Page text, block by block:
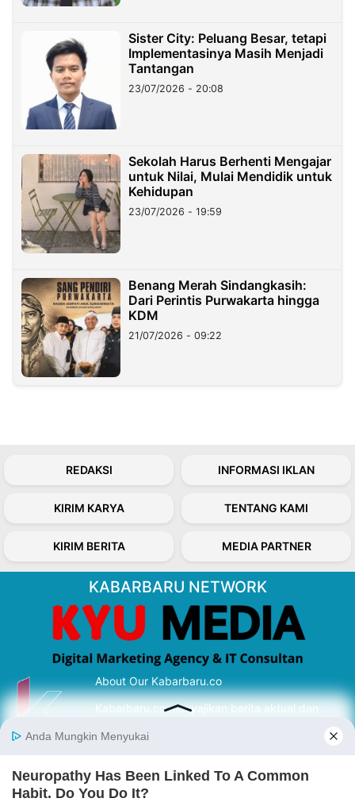
Sister City: Peluang Besar, tetapi
Implementasinya Masih Menjadi
Tantangan
23/07/2026 - 20:08
Sekolah Harus Berhenti Mengajar
untuk Nilai, Mulai Mendidik untuk
Kehidupan
23/07/2026 - 19:59
Benang Merah Sindangkasih:
Dari Perintis Purwakarta hingga
KDM
21/07/2026 - 09:22
REDAKSI INFORMASI IKLAN
KIRIM KARYA TENTANG KAMI
KIRIM BERITA MEDIA PARTNER
KABARBARU NETWORK
About Our Kabarbaru.co
Kabarbaru.co menyajikan berita aktual dan
serta terverifikasi dari sumber yang tepat.
Follow Kabarbaru